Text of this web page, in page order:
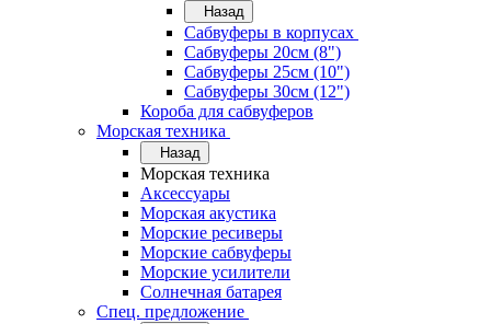
Назад
Сабвуферы в корпусах
Сабвуферы 20см (8")
Сабвуферы 25см (10")
Сабвуферы 30см (12")
Короба для сабвуферов
Морская техника
Назад
Морская техника
Аксессуары
Морская акустика
Морские ресиверы
Морские сабвуферы
Морские усилители
Солнечная батарея
Спец. предложение